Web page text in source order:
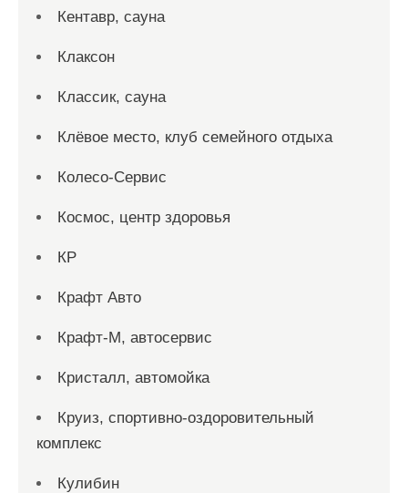
Кентавр, сауна
Клаксон
Классик, сауна
Клёвое место, клуб семейного отдыха
Колесо-Сервис
Космос, центр здоровья
КР
Крафт Авто
Крафт-М, автосервис
Кристалл, автомойка
Круиз, спортивно-оздоровительный
комплекс
Кулибин